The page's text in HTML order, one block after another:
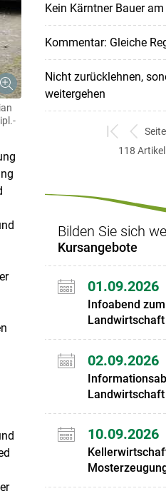
Kein Kärntner Bauer
Kommentar: Gleiche
Nicht zurücklehnen,
weitergehen
zum
ersten
zurück
zum
118
Bilden Sie sich
Kursangebote
01.09.2026
Infoabend
Landwirtschaft
02.09.2026
10.09.2026